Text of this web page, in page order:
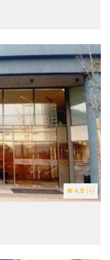
4.8 (4)